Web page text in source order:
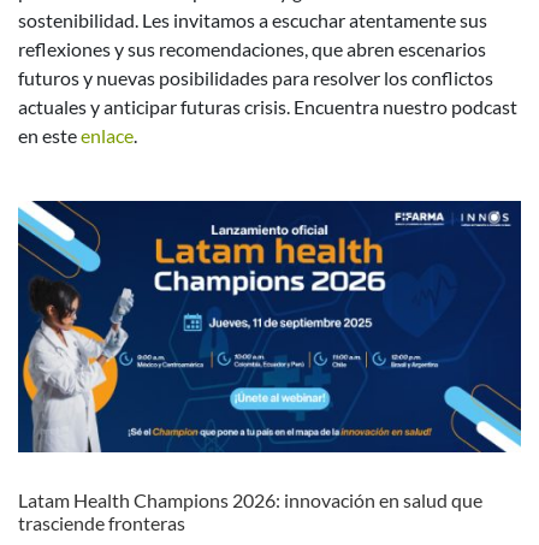
sostenibilidad. Les invitamos a escuchar atentamente sus
reflexiones y sus recomendaciones, que abren escenarios
futuros y nuevas posibilidades para resolver los conflictos
actuales y anticipar futuras crisis. Encuentra nuestro podcast
en esteenlace.
Latam Health Champions 2026: innovación en salud que
trasciende fronteras